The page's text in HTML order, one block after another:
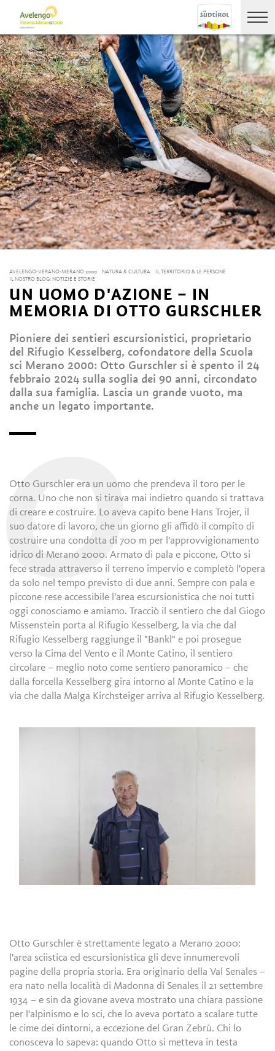
AVELENGO-VERANO-MERANO 2000 NATURA & CULTURA
IL TERRITORIO & LE PERSONE
IL NOSTRO BLOG: NOTIZIE E STORIE
UN UOMO D'AZIONE – IN
MEMORIA DI OTTO GURSCHLER
Pioniere dei sentieri escursionistici, proprietario
del Rifugio Kesselberg, cofondatore della Scuola
sci Merano 2000: Otto Gurschler si è spento il 24
febbraio 2024 sulla soglia dei 90 anni, circondato
dalla sua famiglia. Lascia un grande vuoto, ma
anche un legato importante.
Otto Gurschler era un uomo che prendeva il toro per le
corna. Uno che non si tirava mai indietro quando si trattava
di creare e costruire. Lo aveva capito bene Hans Trojer, il
suo datore di lavoro, che un giorno gli affidò il compito di
costruire una condotta di 700 m per l'approvvigionamento
idrico di Merano 2000. Armato di pala e piccone, Otto si
fece strada attraverso il terreno impervio e completò l'opera
da solo nel tempo previsto di due anni. Sempre con pala e
piccone rese accessibile l'area escursionistica che noi tutti
oggi conosciamo e amiamo. Tracciò il sentiero che dal Giogo
Missenstein porta al Rifugio Kesselberg, la via che dal
Rifugio Kesselberg raggiunge il "Bankl" e poi prosegue
verso la Cima del Vento e il Monte Catino, il sentiero
circolare – meglio noto come sentiero panoramico – che
dalla forcella Kesselberg gira intorno al Monte Catino e la
via che dalla Malga Kirchsteiger arriva al Rifugio Kesselberg.
Otto Gurschler è strettamente legato a Merano 2000:
l'area sciistica ed escursionistica gli deve innumerevoli
pagine della propria storia. Era originario della Val Senales –
era nato nella località di Madonna di Senales il 21 settembre
1934 – e sin da giovane aveva mostrato una chiara passione
per l'alpinismo e lo sci, che lo aveva portato a scalare tutte
le cime dei dintorni, a eccezione del Gran Zebrù. Chi lo
conosceva lo sapeva: quando Otto si metteva in testa